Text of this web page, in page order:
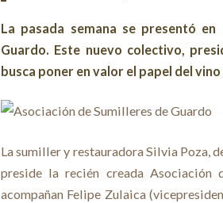
La pasada semana se presentó
Guardo. Este nuevo colectivo,
busca poner en valor el papel del
La sumiller y restauradora Silvia Poza,
preside la recién creada
acompañan Felipe Zulaica